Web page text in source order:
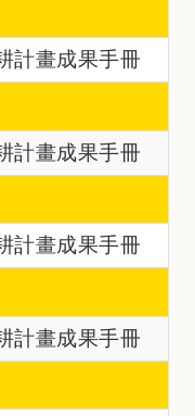
計畫成果手冊
計畫成果手冊
計畫成果手冊
計畫成果手冊